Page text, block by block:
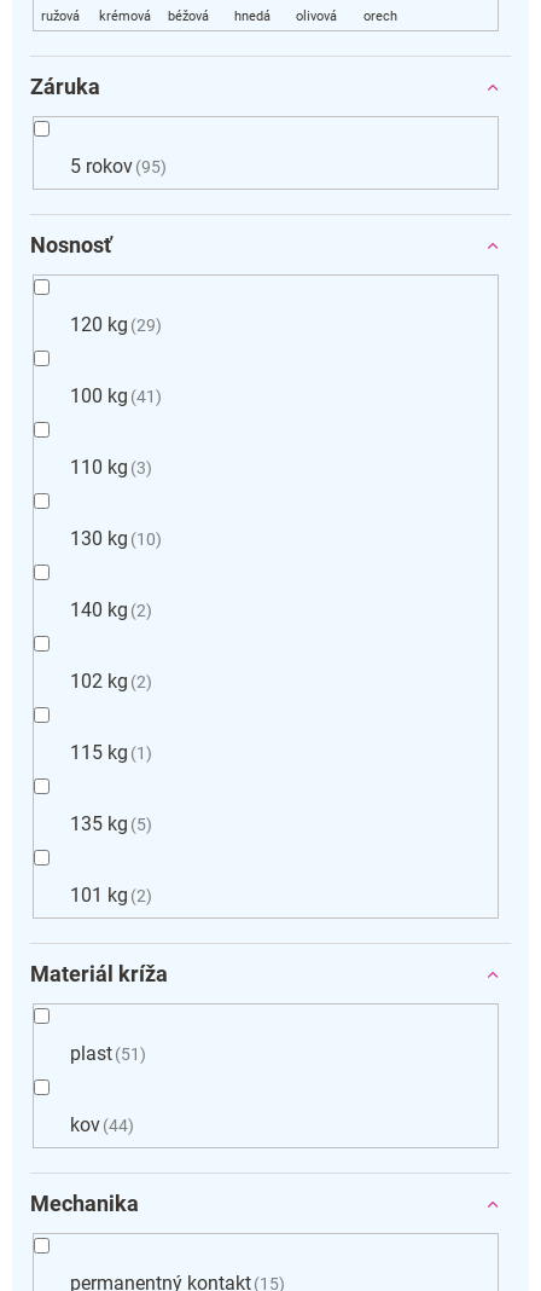
Záruka
5 rokov 95
Nosnosť
120 kg 29
100 kg 41
110 kg 3
130 kg 10
140 kg 2
102 kg 2
115 kg 1
135 kg 5
101 kg 2
Materiál kríža
plast 51
kov 44
Mechanika
permanentný kontakt 15